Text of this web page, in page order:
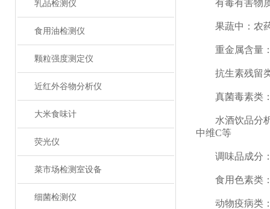
乳品检测仪
食用油检测仪
颗粒强度测定仪
近红外谷物分析仪
大米食味计
荧光仪
菜市场检测室设备
细菌检测仪
有毒有害物质
果蔬中：农药
重金属含量：
抗生素残留类
真菌毒素类：
水酒饮品分析
中维C等
调味品成分：
食用色素类：
动物疫病类：